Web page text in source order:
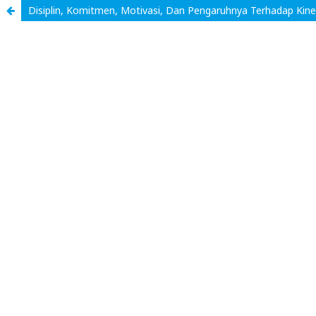
Disiplin, Komitmen, Motivasi, Dan Pengaruhnya Terhadap